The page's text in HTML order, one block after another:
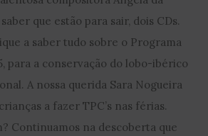
que estão para sair, dois CDs.
a saber tudo sobre o Programa
para a conservação do lobo-ibérico
A nossa querida Sara Nogueira
a fazer TPC’s nas férias.
Continuamos na descoberta que